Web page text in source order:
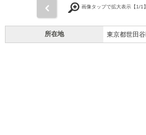
画像タップで拡大表示【1/1】
所在地 東京都世田